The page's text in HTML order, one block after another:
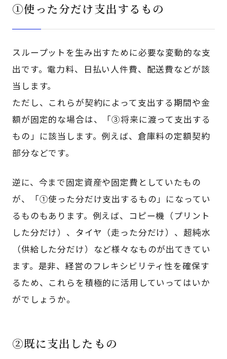
①使った分だけ支出するもの
スループットを生み出すために必要な変動的な支
出です。電力料、日払い人件費、配送費などが該
当します。
ただし、これらが契約によって支出する期間や金
額が固定的な場合は、「③将来に渡って支出する
もの」に該当します。例えば、倉庫料の定額契約
部分などです。
逆に、今まで固定資産や固定費としていたもの
が、「①使った分だけ支出するもの」になってい
るものもあります。例えば、コピー機（プリント
した分だけ）、タイヤ（走った分だけ）、超純水
（供給した分だけ）など様々なものが出てきてい
ます。是非、経営のフレキシビリティ性を確保す
るため、これらを積極的に活用していってはいか
がでしょうか。
②既に支出したもの